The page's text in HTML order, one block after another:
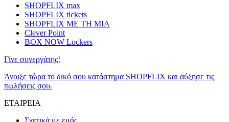
SHOPFLIX max
SHOPFLIX tickets
SHOPFLIX ΜΕ ΤΗ ΜΙΑ
Clever Point
BOX NOW Lockers
Γίνε συνεργάτης!
Άνοιξε τώρα το δικό σου κατάστημα SHOPFLIX και αύξησε τις
πωλήσεις σου.
ΕΤΑΙΡΕΙΑ
Σχετικά με εμάς